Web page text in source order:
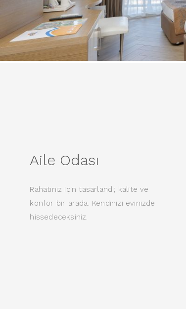
Aile Odası
Rahatınız için tasarlandı; kalite ve
konfor bir arada. Kendinizi evinizde
hissedeceksiniz.